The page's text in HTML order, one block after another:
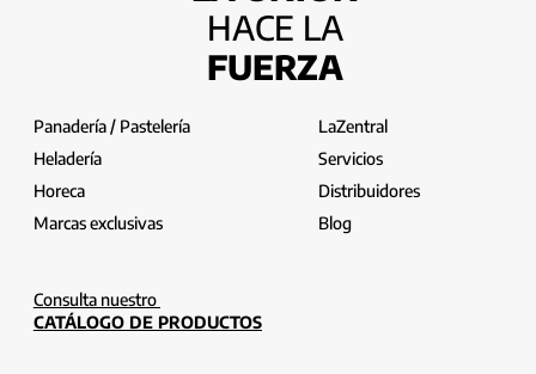
HACE LA
FUERZA
Panadería / Pastelería
Heladería
Horeca
Marcas exclusivas
LaZentral
Servicios
Distribuidores
Blog
Consulta nuestro
CATÁLOGO DE PRODUCTOS